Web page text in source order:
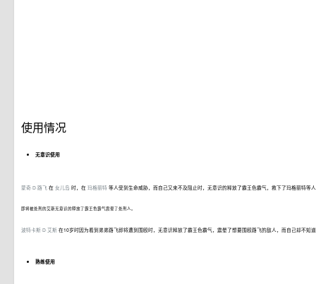
使用情况
无意识使用
蒙奇·D·路飞 在 女儿岛 时，在 玛格丽特 等人受到生命威胁，而自己又来不及阻止时，无意识的释放了霸王色霸气，救下了玛格丽特等
即将被处刑的艾斯无意识的释放了霸王色霸气震晕了处刑人。
波特卡斯·D·艾斯 在10岁时因为看到弟弟路飞即将遭到围殴时，无意识释放了霸王色霸气，震晕了想要围殴路飞的敌人，而自己却不知
熟练使用